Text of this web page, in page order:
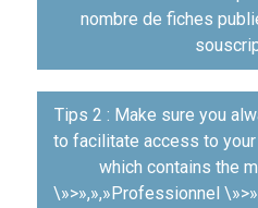
nombre de fiches
Tips 2 : Make sure you
to facilitate access to
which contains the
\»>»,»,»Professionnel